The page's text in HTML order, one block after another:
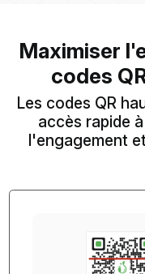
Maximiser
codes
Les codes QR
accès rapide
l'engagement